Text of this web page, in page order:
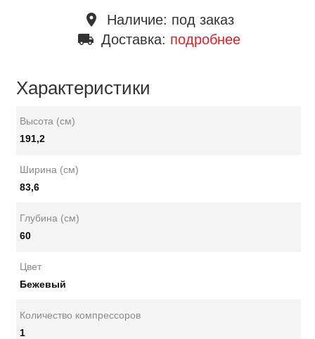
place Наличие: под заказ
local_shipping Доставка: подробнее
Характеристики
Высота (см)
191,2
Ширина (см)
83,6
Глубина (см)
60
Цвет
Бежевый
Количество компрессоров
1